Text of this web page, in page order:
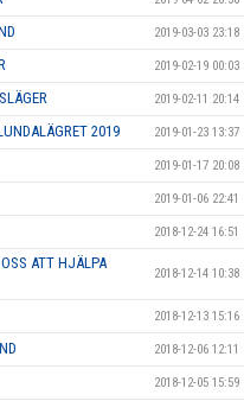
2019-03-03 23:18
2019-02-19 00:03
2019-02-11 20:14
2019 2019-01-23 13:37
2019-01-17 20:08
2019-01-06 22:41
2018-12-24 16:51
ATT HJÄLPA
2018-12-14 10:38
2018-12-13 15:16
2018-12-06 12:11
2018-12-05 15:59